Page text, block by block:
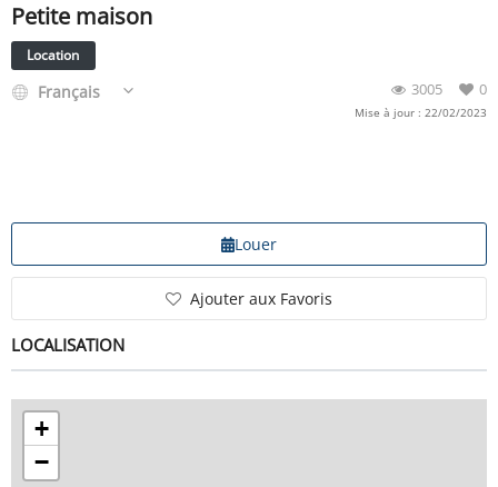
Petite maison
Location
0
3005
Français
Mise à jour : 22/02/2023
Louer
Ajouter aux Favoris
LOCALISATION
+
−